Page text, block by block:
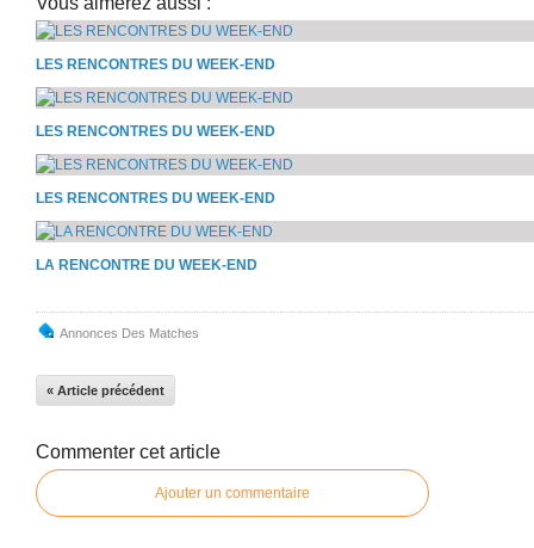
LES RENCONTRES DU WEEK-END
LES RENCONTRES DU WEEK-END
LES RENCONTRES DU WEEK-END
LA RENCONTRE DU WEEK-END
Annonces Des Matches
« Article précédent
Commenter cet article
Ajouter un commentaire